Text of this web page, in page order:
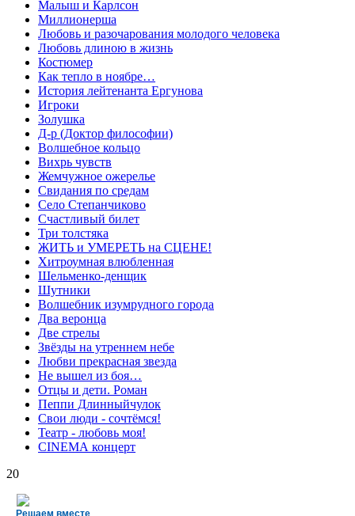
Малыш и Карлсон
Миллионерша
Любовь и разочарования молодого человека
Любовь длиною в жизнь
Костюмер
Как тепло в ноябре…
История лейтенанта Ергунова
Игроки
Золушка
Д-р (Доктор философии)
Волшебное кольцо
Вихрь чувств
Жемчужное ожерелье
Свидания по средам
Село Степанчиково
Счастливый билет
Три толстяка
ЖИТЬ и УМЕРЕТЬ на СЦЕНЕ!
Хитроумная влюбленная
Шельменко-денщик
Шутники
Волшебник изумрудного города
Два веронца
Две стрелы
Звёзды на утреннем небе
Любви прекрасная звезда
Не вышел из боя…
Отцы и дети. Роман
Пеппи Длинныйчулок
Свои люди - сочтёмся!
Театр - любовь моя!
СINЕМА концерт
20
Решаем вместе